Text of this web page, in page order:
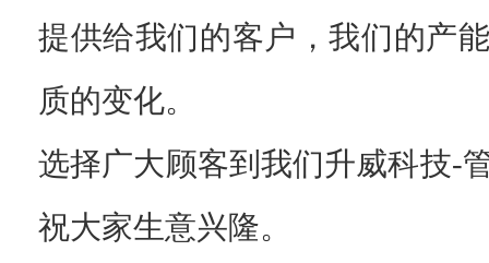
提供给我们的客户，我们的产
质的变化。
选择广大顾客到我们升威科技-
祝大家生意兴隆。